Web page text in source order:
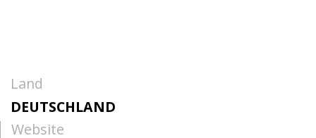
Land
DEUTSCHLAND
Website